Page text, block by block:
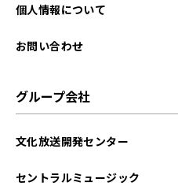
個人情報について
お問い合わせ
グループ会社
文化放送開発センター
セントラルミュージック